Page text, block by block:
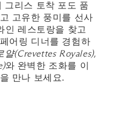
그리스 토착 포도 품
고유한 풍미를 선사
인 레스토랑을 찾고
어링 디너를 경험하
얄(Crevettes Royales),
와 완벽한 조화를 이
만나 보세요.